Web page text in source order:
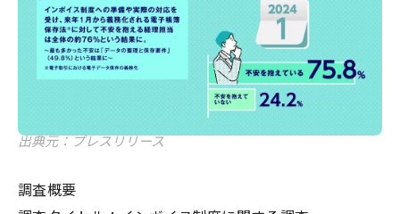
出典元：プレスリリース
調査概要